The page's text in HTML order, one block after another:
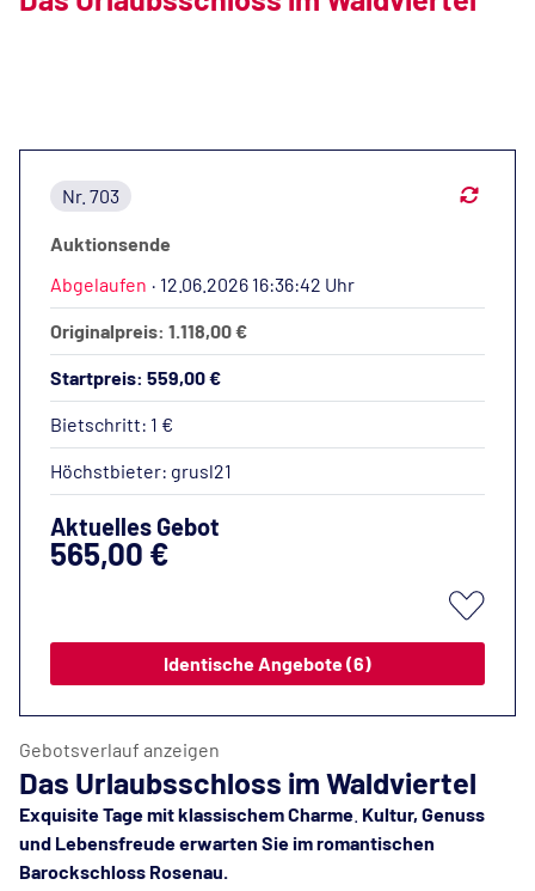
Nr. 703
Auktionsende
Abgelaufen · 12.06.2026 16:36:42 Uhr
Originalpreis: 1.118,00 €
Startpreis: 559,00 €
Bietschritt: 1 €
Höchstbieter: grusl21
Aktuelles Gebot
565,00 €
Identische Angebote (6)
Gebotsverlauf anzeigen
Das Urlaubsschloss im Waldviertel
Exquisite Tage mit klassischem Charme Kultur, Genuss
und Lebensfreude erwarten Sie im romantischen
Barockschloss Rosenau.